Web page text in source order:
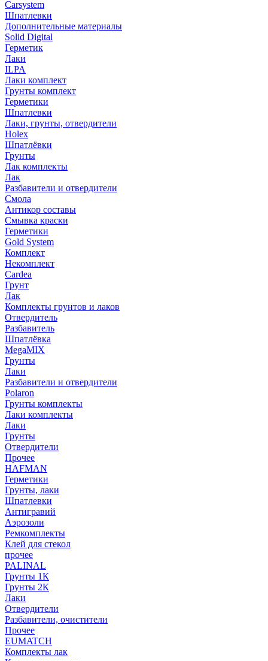
Carsystem
Шпатлевки
Дополнительные материалы
Solid Digital
Герметик
Лаки
ILPA
Лаки комплект
Грунты комплект
Герметики
Шпатлевки
Лаки, грунты, отвердители
Holex
Шпатлёвки
Грунты
Лак комплекты
Лак
Разбавители и отвердители
Смола
Антикор составы
Смывка краски
Герметики
Gold System
Комплект
Некомплект
Cardea
Грунт
Лак
Комплекты грунтов и лаков
Отвердитель
Разбавитель
Шпатлёвка
MegaMIX
Грунты
Лаки
Разбавители и отвердители
Polaron
Грунты комплекты
Лаки комплекты
Лаки
Грунты
Отвердители
Прочее
HAFMAN
Герметики
Грунты, лаки
Шпатлевки
Антигравий
Аэрозоли
Ремкомплекты
Клей для стекол
прочее
PALINAL
Грунты 1К
Грунты 2К
Лаки
Отвердители
Разбавители, очистители
Прочее
EUMATCH
Комплекты лак